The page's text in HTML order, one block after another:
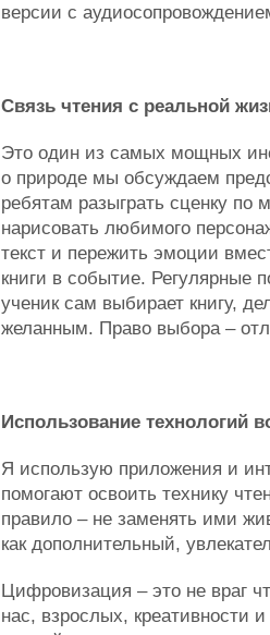
версии с
Связь чтения с реальной
Это один из самых мощных
о природе мы обсуждаем
ребятам разыграть сценку по
нарисовать любимого
текст и пережить эмоции
книги в событие. Регулярные
ученик сам выбирает книгу,
желанным. Право выбора –
Использование технологий
Я использую приложения и
помогают освоить технику
правило – не заменять ими
как дополнительный,
Цифровизация – это не враг
нас, взрослых, креативности